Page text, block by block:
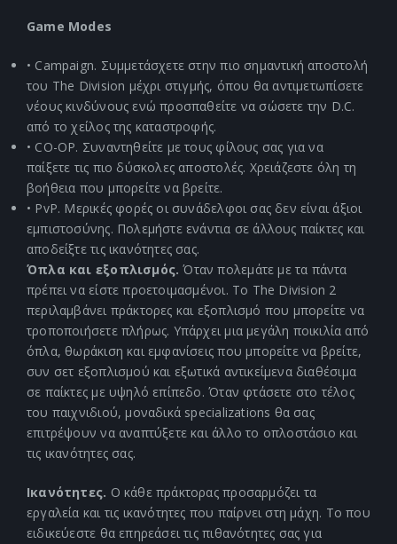
Game Modes
• Campaign. Συμμετάσχετε στην πιο σημαντική αποστολή
του The Division μέχρι στιγμής, όπου θα αντιμετωπίσετε
νέους κινδύνους ενώ προσπαθείτε να σώσετε την D.C.
από το χείλος της καταστροφής.
• CO-OP. Συναντηθείτε με τους φίλους σας για να
παίξετε τις πιο δύσκολες αποστολές. Χρειάζεστε όλη τη
βοήθεια που μπορείτε να βρείτε.
• PvP. Μερικές φορές οι συνάδελφοι σας δεν είναι άξιοι
εμπιστοσύνης. Πολεμήστε ενάντια σε άλλους παίκτες και
αποδείξτε τις ικανότητες σας.
Όπλα και εξοπλισμός. Όταν πολεμάτε με τα πάντα
πρέπει να είστε προετοιμασμένοι. Το The Division 2
περιλαμβάνει πράκτορες και εξοπλισμό που μπορείτε να
τροποποιήσετε πλήρως. Υπάρχει μια μεγάλη ποικιλία από
όπλα, θωράκιση και εμφανίσεις που μπορείτε να βρείτε,
συν σετ εξοπλισμού και εξωτικά αντικείμενα διαθέσιμα
σε παίκτες με υψηλό επίπεδο. Όταν φτάσετε στο τέλος
του παιχνιδιού, μοναδικά specializations θα σας
επιτρέψουν να αναπτύξετε και άλλο το οπλοστάσιο και
τις ικανότητες σας.
Ικανότητες. Ο κάθε πράκτορας προσαρμόζει τα
εργαλεία και τις ικανότητες που παίρνει στη μάχη. Το που
ειδικεύεστε θα επηρεάσει τις πιθανότητες σας για